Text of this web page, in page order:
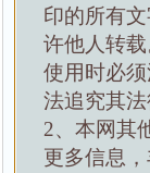
印的所有
许他人转
使用时必
法追究其法
2、本网其
更多信息